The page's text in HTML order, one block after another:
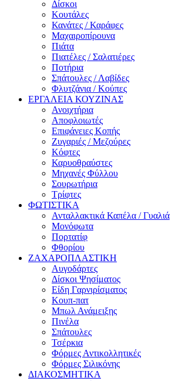
Δίσκοι
Κουτάλες
Κανάτες / Καράφες
Μαχαιροπίρουνα
Πιάτα
Πιατέλες / Σαλατιέρες
Ποτήρια
Σπάτουλες / Λαβίδες
Φλυτζάνια / Κούπες
ΕΡΓΑΛΕΙΑ ΚΟΥΖΙΝΑΣ
Ανοιχτήρια
Αποφλοιωτές
Επιφάνειες Κοπής
Ζυγαριές / Μεζούρες
Κόφτες
Καρυοθραύστες
Μηχανές Φύλλου
Σουρωτήρια
Τρίφτες
ΦΩΤΙΣΤΙΚΑ
Ανταλλακτικά Καπέλα / Γυαλιά
Μονόφωτα
Πορτατίφ
Φθορίου
ΖΑΧΑΡΟΠΛΑΣΤΙΚΗ
Αυγοδάρτες
Δίσκοι Ψησίματος
Είδη Γαρνιρίσματος
Κουπ-πατ
Μπωλ Ανάμειξης
Πινέλα
Σπάτουλες
Τσέρκια
Φόρμες Αντικολλητικές
Φόρμες Σιλικόνης
ΔΙΑΚΟΣΜΗΤΙΚΑ